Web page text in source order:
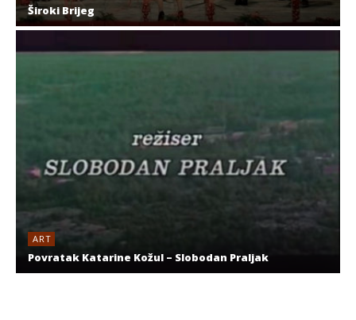
Široki Brijeg
ART
Povratak Katarine Kožul – Slobodan Praljak